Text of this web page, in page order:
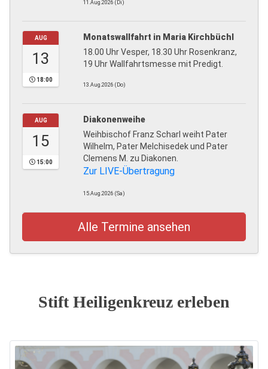
11.Aug.2026 (Di)
AUG
13
18:00
Monatswallfahrt in Maria Kirchbüchl
18.00 Uhr Vesper, 18.30 Uhr Rosenkranz,
19 Uhr Wallfahrtsmesse mit Predigt.
13.Aug.2026 (Do)
AUG
15
15:00
Diakonenweihe
Weihbischof Franz Scharl weiht Pater
Wilhelm, Pater Melchisedek und Pater
Clemens M. zu Diakonen.
Zur LIVE-Übertragung
15.Aug.2026 (Sa)
Alle Termine ansehen
Stift Heiligenkreuz erleben